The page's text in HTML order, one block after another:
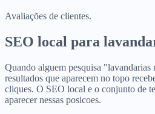
Avaliações de clientes.
SEO local para
Quando alguem pesquisa
resultados que aparecem no topo
cliques. O SEO local e o conjunto de
aparecer nessas posicoes.